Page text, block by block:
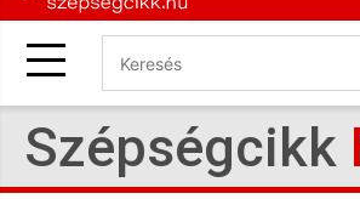
Szépségcikk